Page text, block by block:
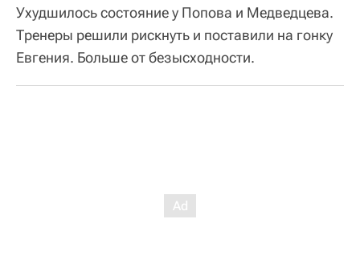
Ухудшилось состояние у Попова и Медведцева.
Тренеры решили рискнуть и поставили на гонку
Евгения. Больше от безысходности.